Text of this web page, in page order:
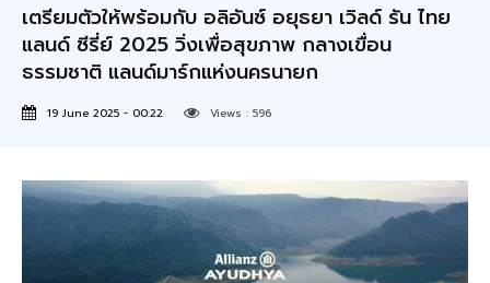
เตรียมตัวให้พร้อมกับ อลิอันซ์ อยุธยา เวิลด์ รัน ไทย
แลนด์ ซีรี่ย์ 2025 วิ่งเพื่อสุขภาพ กลางเขื่อน
ธรรมชาติ แลนด์มาร์กแห่งนครนายก
19 June 2025 - 00:22 Views : 596